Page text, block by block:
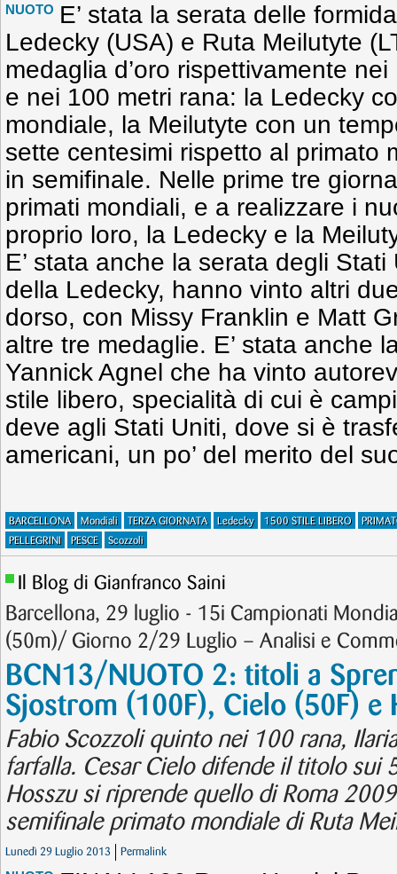
NUOTO E’ stata la serata delle
Ledecky (USA) e Ruta Meilutyte
medaglia d’oro rispettivamente
e nei 100 metri rana: la Ledecky
mondiale, la Meilutyte con un
sette centesimi rispetto al primato
in semifinale. Nelle prime tre
primati mondiali, e a realizzare i
proprio loro, la Ledecky e la
E’ stata anche la serata degli
della Ledecky, hanno vinto altri
dorso, con Missy Franklin e Matt
altre tre medaglie. E’ stata anche
Yannick Agnel che ha vinto
stile libero, specialità di cui è
deve agli Stati Uniti, dove si è
americani, un po’ del merito del
BARCELLONA Mondiali TERZA GIORNATA Ledecky 1500 STILE LIBERO
PELLEGRINI
PESCE Scozzoli
Il Blog di Gianfranco Saini
Barcellona, 29 luglio - 15i Campionati
(50m)/ Giorno 2/29 Luglio – Analisi e
BCN13/NUOTO 2: titoli a
Sjostrom (100F), Cielo (50F) e
Fabio Scozzoli quinto nei 100 rana,
farfalla. Cesar Cielo difende il titolo sui
Hosszu si riprende quello di Roma
semifinale primato mondiale di Ruta
Lunedì 29 Luglio 2013 Permalink